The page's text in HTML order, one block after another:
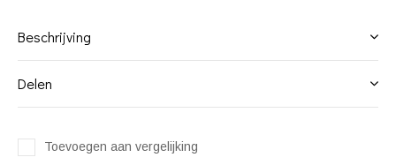
Beschrijving
Delen
Toevoegen aan vergelijking